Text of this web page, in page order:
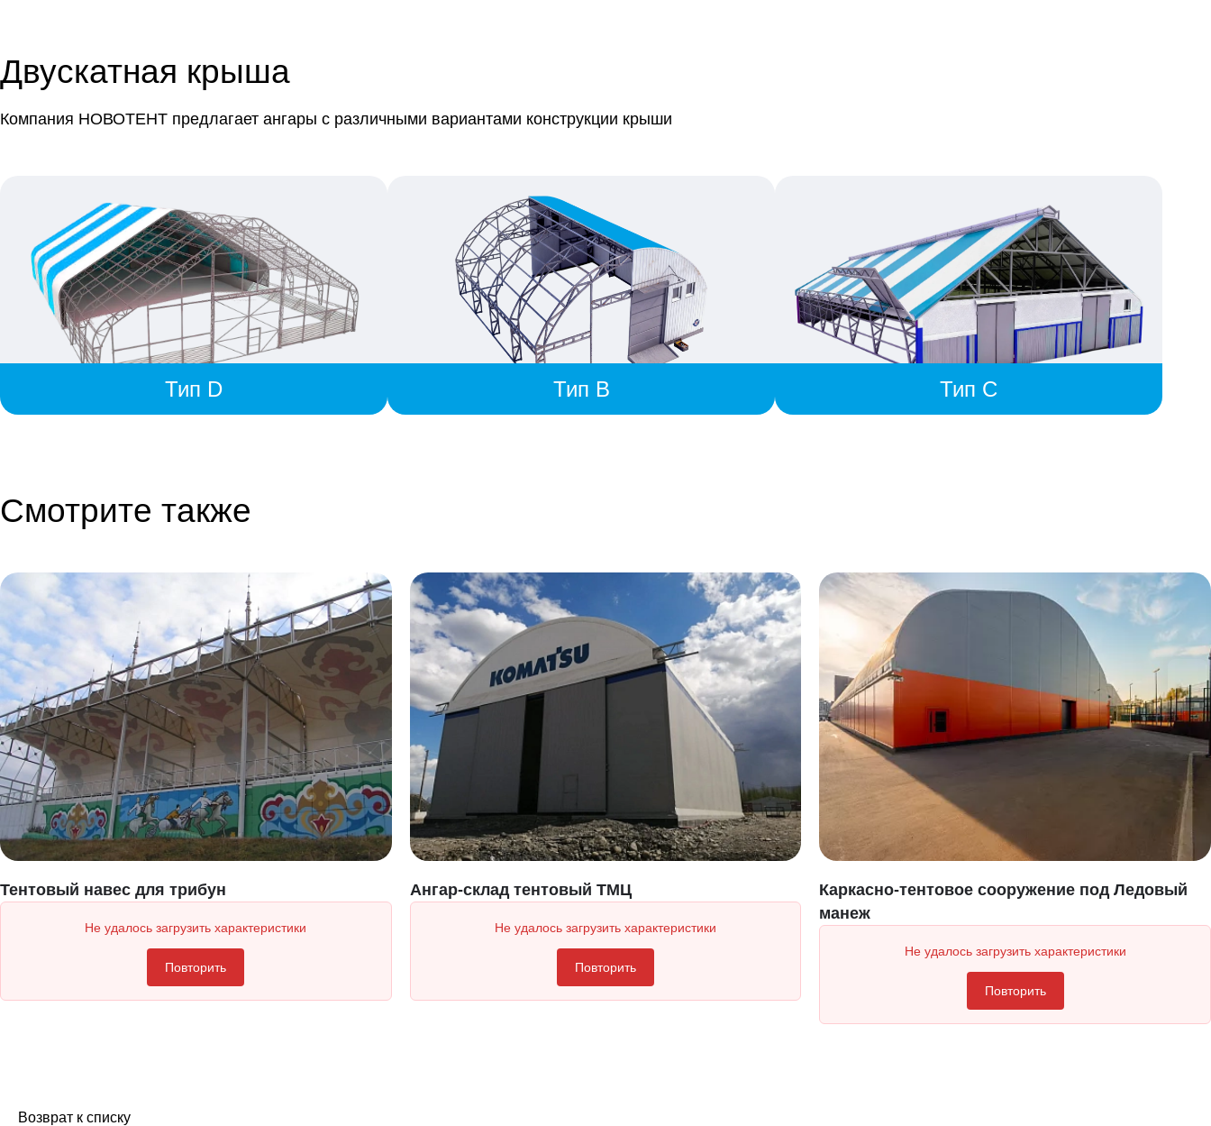
Двускатная крыша
Компания НОВОТЕНТ предлагает ангары с различными вариантами конструкции крыши
Тип D Тип B Тип C
Смотрите также
Тентовый навес для трибун
Не удалось загрузить характеристики
Повторить
Ангар-склад тентовый ТМЦ
Не удалось загрузить характеристики
Повторить
Каркасно-тентовое сооружение под Ледовый
манеж
Не удалось загрузить характеристики
Повторить
Возврат к списку